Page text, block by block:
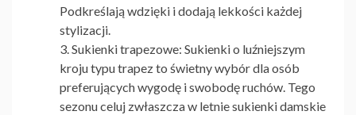
Podkreślają wdzięki i dodają lekkości każdej
stylizacji.
Sukienki trapezowe: Sukienki o luźniejszym
kroju typu trapez to świetny wybór dla osób
preferujących wygodę i swobodę ruchów. Tego
sezonu celuj zwłaszcza w letnie sukienki damskie